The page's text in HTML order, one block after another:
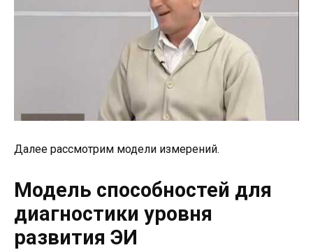
Далее рассмотрим модели измерений.
Модель способностей для
диагностики уровня
развития ЭИ